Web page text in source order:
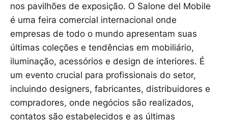
nos pavilhões de exposição. O Salone del Mobile
é uma feira comercial internacional onde
empresas de todo o mundo apresentam suas
últimas coleções e tendências em mobiliário,
iluminação, acessórios e design de interiores. É
um evento crucial para profissionais do setor,
incluindo designers, fabricantes, distribuidores e
compradores, onde negócios são realizados,
contatos são estabelecidos e as últimas